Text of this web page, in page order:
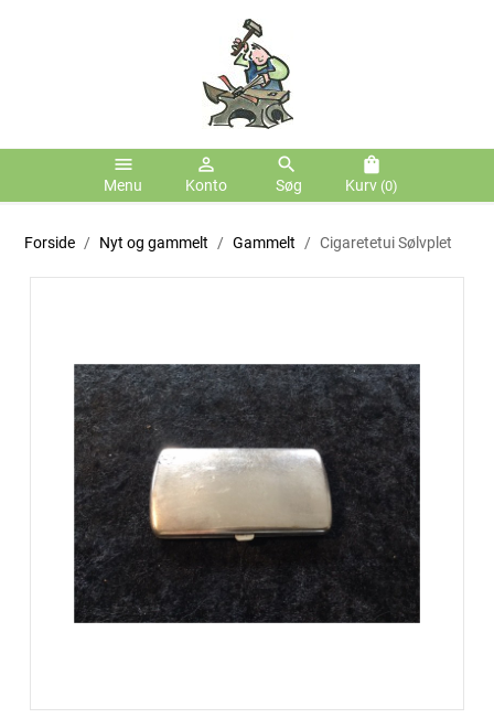
menu
Menu
person_outline
Konto
search
Søg
shopping_bag
Kurv (0)
Forside Nyt og gammelt Gammelt Cigaretetui Sølvplet